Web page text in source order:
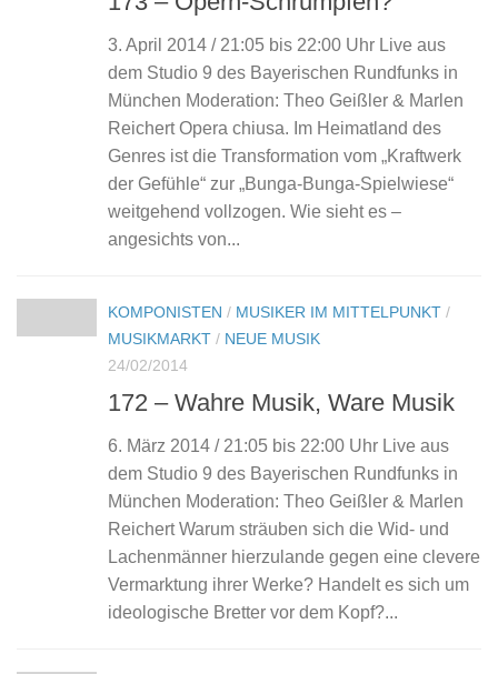
3. April 2014 / 21:05 bis 22:00 Uhr Live aus
dem Studio 9 des Bayerischen Rundfunks in
München Moderation: Theo Geißler & Marlen
Reichert Opera chiusa. Im Heimatland des
Genres ist die Transformation vom „Kraftwerk
der Gefühle“ zur „Bunga-Bunga-Spielwiese“
weitgehend vollzogen. Wie sieht es –
angesichts von...
KOMPONISTEN / MUSIKER IM MITTELPUNKT /
MUSIKMARKT / NEUE MUSIK
24/02/2014
172 – Wahre Musik, Ware Musik
6. März 2014 / 21:05 bis 22:00 Uhr Live aus
dem Studio 9 des Bayerischen Rundfunks in
München Moderation: Theo Geißler & Marlen
Reichert Warum sträuben sich die Wid- und
Lachenmänner hierzulande gegen eine clevere
Vermarktung ihrer Werke? Handelt es sich um
ideologische Bretter vor dem Kopf?...